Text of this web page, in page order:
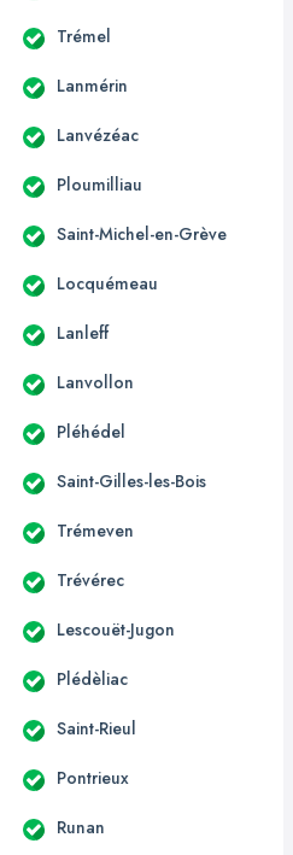
Trémel
Lanmérin
Lanvézéac
Ploumilliau
Saint-Michel-en-Grève
Locquémeau
Lanleff
Lanvollon
Pléhédel
Saint-Gilles-les-Bois
Trémeven
Trévérec
Lescouët-Jugon
Plédèliac
Saint-Rieul
Pontrieux
Runan